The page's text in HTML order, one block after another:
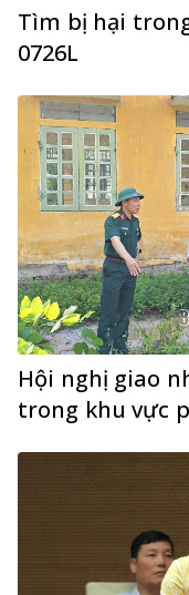
Tìm bị hại
0726L
Hội nghị giao
trong khu vực